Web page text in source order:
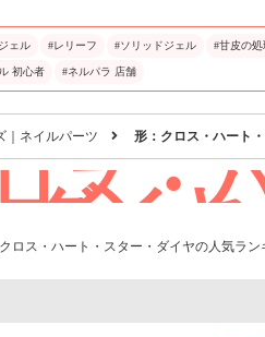
ェル #レリーフ #ソリッドジェル #甘皮の処
初心者 #ネルパラ 店舗
｜ネイルパーツ 形：クロス・ハート
ス・
ダイヤ
ロス・ハート・スター・ダイヤの人気ラン